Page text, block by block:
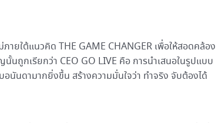
ยใต้แนวคิด THE GAME CHANGER เพื่อให้สอดคล้อง
ถูกเรียกว่า CEO GO LIVE คือ การนำเสนอในรูปแบบ
นันดามากยิ่งขึ้น สร้างความมั่นใจว่า ทำจริง จับต้องได้